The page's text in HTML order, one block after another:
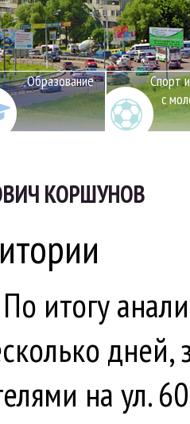
Образование
Спорт
с
КОРШУНОВ
итогу
на ул.